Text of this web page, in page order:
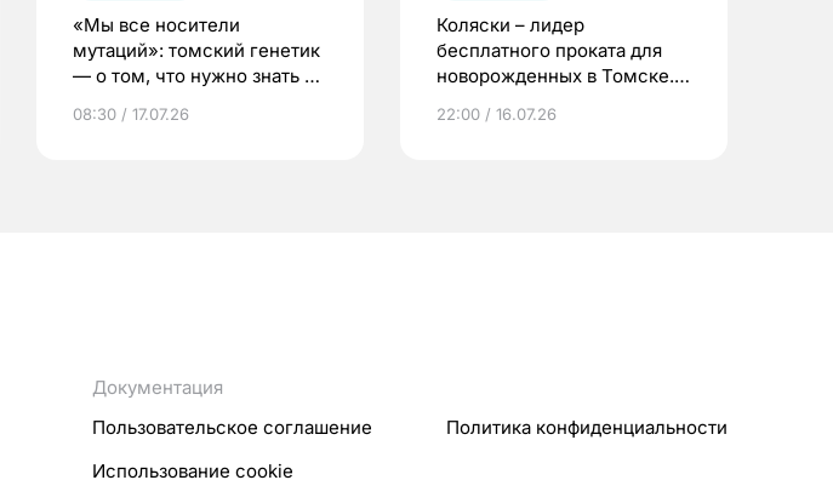
«Мы все носители
мутаций»: томский генетик
— о том, что нужно знать до
08:30 / 17.07.26
Коляски – лидер
бесплатного проката для
новорожденных в Томске.
22:00 / 16.07.26
Документация
Пользовательское соглашение
Политика конфиденциальности
Использование cookie